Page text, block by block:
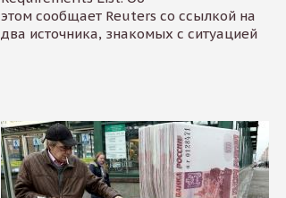
этом сообщает Reuters со ссылкой на
два источника, знакомых с ситуацией